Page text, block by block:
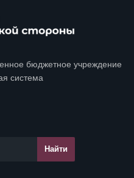
бюджетное учреждение
система